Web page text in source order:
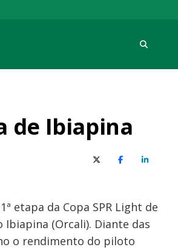
de Ibiapina
X (Twitter)FacebookO LinkedIn
etapa da Copa SPR Light de
(Orcali). Diante das
o rendimento do piloto